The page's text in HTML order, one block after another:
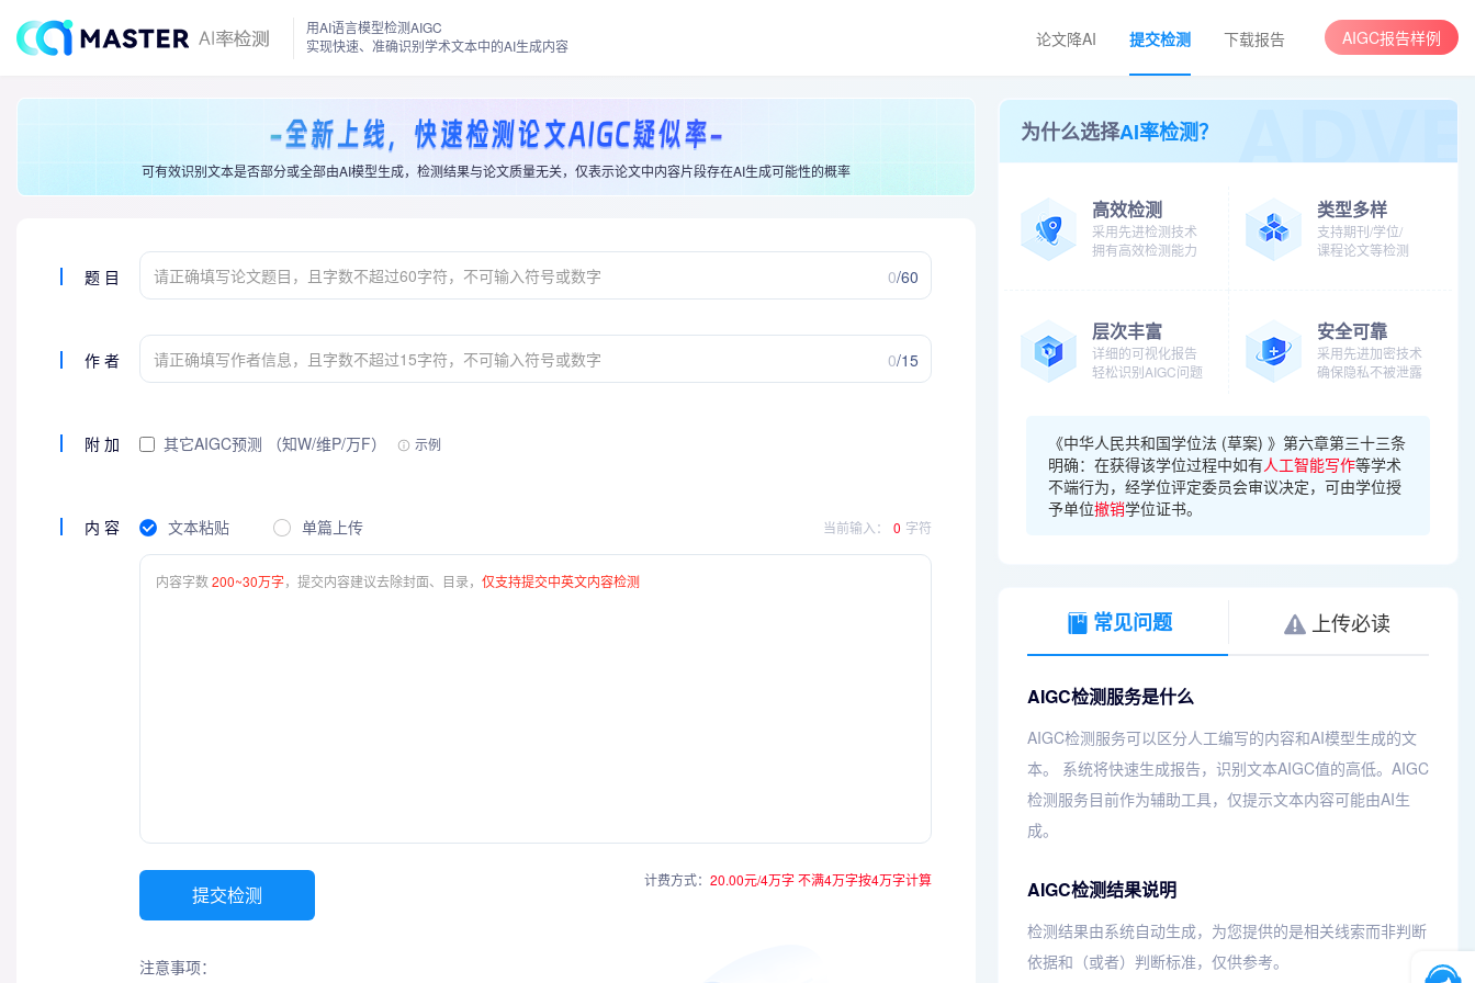
用AI语言模型检测AIGC
实现快速、准确识别学术文本中的AI生成内容
AIGC报告样例
论文降AI 提交检测 下载报告
可有效识别文本是否部分或全部由AI模型生成，检测结果与论文质量无关，仅表示论文中内容片段存在AI生成可能性的概率
题目 0/60
作者 0/15
附加 其它AIGC预测 （知W/维P/万F） 示例
内容 文本粘贴 单篇上传 当前输入： 0 字符
内容字数200~30万字，提交内容建议去除封面、目录， 仅支持提交中英文内容检测
提交检测
计费方式： 20.00元/4万字不满4万字按4万字计算
注意事项：
为什么选择AI率检测？
高效检测
采用先进检测技术
拥有高效检测能力
类型多样
支持期刊/学位/
课程论文等检测
层次丰富
详细的可视化报告
轻松识别AIGC问题
安全可靠
采用先进加密技术
确保隐私不被泄露
《中华人民共和国学位法 (草案) 》第六章第三十三条
明确：在获得该学位过程中如有人工智能写作等学术
不端行为，经学位评定委员会审议决定，可由学位授
予单位撤销学位证书。
常见问题 上传必读
AIGC检测服务是什么
AIGC检测服务可以区分人工编写的内容和AI模型生成的文
本。 系统将快速生成报告，识别文本AIGC值的高低。AIGC
检测服务目前作为辅助工具，仅提示文本内容可能由AI生
成。
AIGC检测结果说明
检测结果由系统自动生成，为您提供的是相关线索而非判断
依据和（或者）判断标准，仅供参考。